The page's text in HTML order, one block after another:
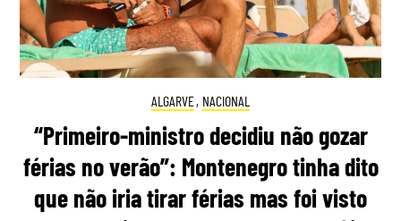
ALGARVE, NACIONAL
“Primeiro-ministro decidiu não gozar
férias no verão”: Montenegro tinha dito
que não iria tirar férias mas foi visto